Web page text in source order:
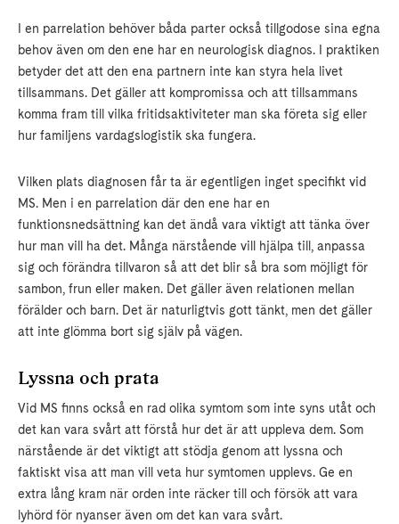
I en parrelation behöver båda parter också tillgodose sina egna
behov även om den ene har en neurologisk diagnos. I praktiken
betyder det att den ena partnern inte kan styra hela livet
tillsammans. Det gäller att kompromissa och att tillsammans
komma fram till vilka fritidsaktiviteter man ska företa sig eller
hur familjens vardagslogistik ska fungera.
Vilken plats diagnosen får ta är egentligen inget specifikt vid
MS. Men i en parrelation där den ene har en
funktionsnedsättning kan det ändå vara viktigt att tänka över
hur man vill ha det. Många närstående vill hjälpa till, anpassa
sig och förändra tillvaron så att det blir så bra som möjligt för
sambon, frun eller maken. Det gäller även relationen mellan
förälder och barn. Det är naturligtvis gott tänkt, men det gäller
att inte glömma bort sig själv på vägen.
Lyssna och prata
Vid MS finns också en rad olika symtom som inte syns utåt och
det kan vara svårt att förstå hur det är att uppleva dem. Som
närstående är det viktigt att stödja genom att lyssna och
faktiskt visa att man vill veta hur symtomen upplevs. Ge en
extra lång kram när orden inte räcker till och försök att vara
lyhörd för nyanser även om det kan vara svårt.